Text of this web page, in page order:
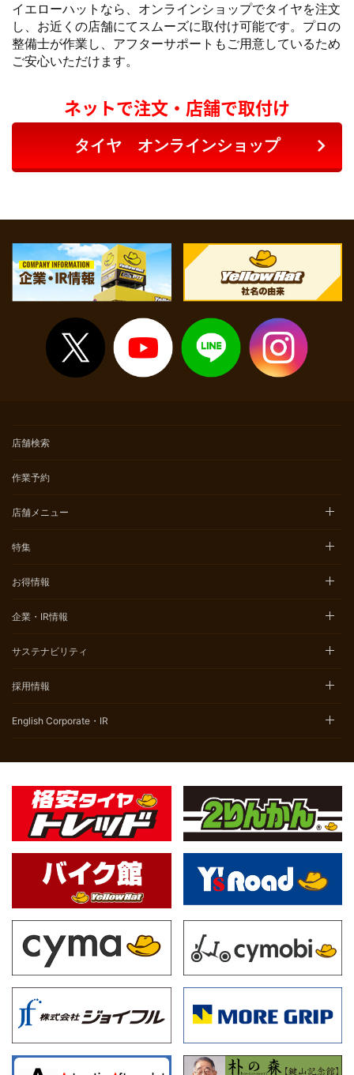
イエローハットなら、オンラインショップでタイヤを注文
し、お近くの店舗にてスムーズに取付け可能です。プロの
整備士が作業し、アフターサポートもご用意しているため
ご安心いただけます。
ネットで注文・店舗で取付け
タイヤ オンラインショップ
店舗検索
作業予約
店舗メニュー
特集
お得情報
企業・IR情報
サステナビリティ
採用情報
English Corporate・IR